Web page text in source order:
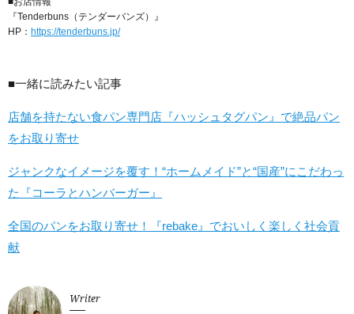
『Tenderbuns（テンダーバンズ）』
HP： https://tenderbuns.jp/
■一緒に読みたい記事
店舗を持たない食パン専門店『ハッシュタグパン』で絶品パン
をお取り寄せ
ジャンクなイメージを覆す！“ホームメイド”と“国産”にこだわっ
た『コーラとハンバーガー』
全国のパンをお取り寄せ！『rebake』でおいしく楽しく社会貢
献
Writer